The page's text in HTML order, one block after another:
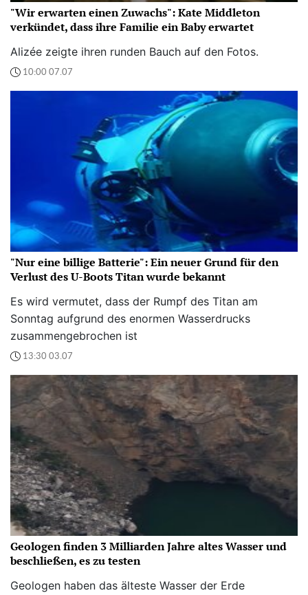
"Wir erwarten einen Zuwachs": Kate Middleton
verkündet, dass ihre Familie ein Baby erwartet
Alizée zeigte ihren runden Bauch auf den Fotos.
10:00 07.07
"Nur eine billige Batterie": Ein neuer Grund für den
Verlust des U-Boots Titan wurde bekannt
Es wird vermutet, dass der Rumpf des Titan am
Sonntag aufgrund des enormen Wasserdrucks
zusammengebrochen ist
13:30 03.07
Geologen finden 3 Milliarden Jahre altes Wasser und
beschließen, es zu testen
Geologen haben das älteste Wasser der Erde